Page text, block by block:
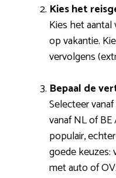
Kies het
Kies het aantal
op vakantie.
vervolgens
Bepaal de
Selecteer
vanaf NL of
populair,
goede keuzes:
met auto of OV.